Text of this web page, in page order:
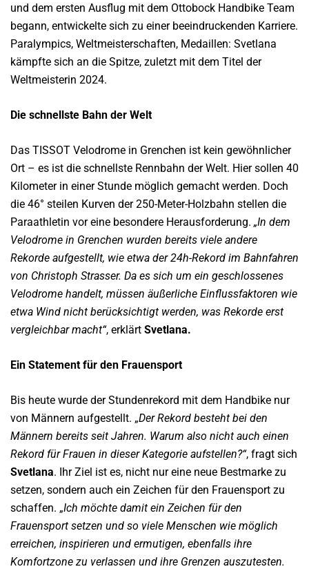
und dem ersten Ausflug mit dem Ottobock Handbike Team
begann, entwickelte sich zu einer beeindruckenden Karriere.
Paralympics, Weltmeisterschaften, Medaillen: Svetlana
kämpfte sich an die Spitze, zuletzt mit dem Titel der
Weltmeisterin 2024.
Die schnellste Bahn der Welt
Das TISSOT Velodrome in Grenchen ist kein gewöhnlicher
Ort – es ist die schnellste Rennbahn der Welt. Hier sollen 40
Kilometer in einer Stunde möglich gemacht werden. Doch
die 46° steilen Kurven der 250-Meter-Holzbahn stellen die
Paraathletin vor eine besondere Herausforderung. „In dem
Velodrome in Grenchen wurden bereits viele andere
Rekorde aufgestellt, wie etwa der 24h-Rekord im Bahnfahren
von Christoph Strasser. Da es sich um ein geschlossenes
Velodrome handelt, müssen äußerliche Einflussfaktoren wie
etwa Wind nicht berücksichtigt werden, was Rekorde erst
vergleichbar macht“, erklärt Svetlana.
Ein Statement für den Frauensport
Bis heute wurde der Stundenrekord mit dem Handbike nur
von Männern aufgestellt. „Der Rekord besteht bei den
Männern bereits seit Jahren. Warum also nicht auch einen
Rekord für Frauen in dieser Kategorie aufstellen?“, fragt sich
Svetlana. Ihr Ziel ist es, nicht nur eine neue Bestmarke zu
setzen, sondern auch ein Zeichen für den Frauensport zu
schaffen. „Ich möchte damit ein Zeichen für den
Frauensport setzen und so viele Menschen wie möglich
erreichen, inspirieren und ermutigen, ebenfalls ihre
Komfortzone zu verlassen und ihre Grenzen auszutesten.